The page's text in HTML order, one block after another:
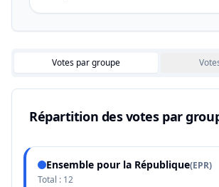
Votes par groupe
Répartition des votes par
Ensemble pour la République(EPR)
Total : 12